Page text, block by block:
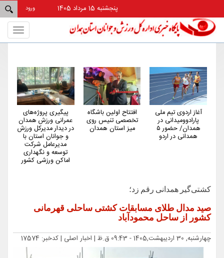
ورود
پنجشنبه 15 مرداد 1405
آغاز اردوی تیم ملی
پارادوومیدانی در
همدان/ حضور ۵
همدانی در اردو
افتتاح اولین باشگاه
تخصصی تنیس روی
میز استان همدان
پیگیری پروژه‌های
عمرانی ورزش همدان
در دیدار مدیرکل ورزش
و جوانان استان با
مدیرعامل شرکت
توسعه و نگهداری
اماکن ورزشی کشور
کشتی‌گیر همدانی رقم زد؛
صید مدال طلای مسابقات کشتی ساحلی قهرمانی
کشور از ساحل محمودآباد
چهارشنبه, 30 اردیبهشت,1405 - 09:43 ق.ظ | اخبار اصلی | کدخبر: 17574